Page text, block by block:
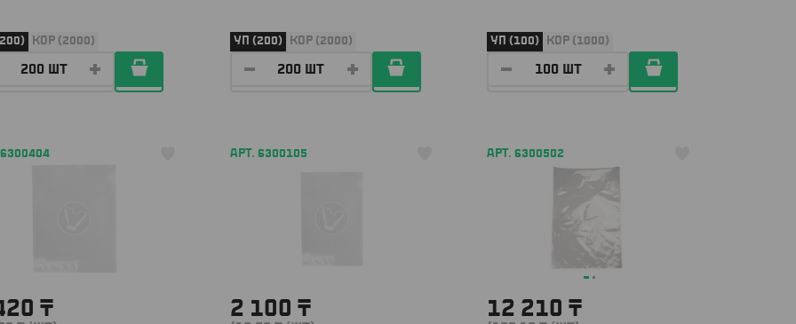
КОР (2000) УП (200) КОР (2000) УП (100) КОР (1000)
₸
АРТ. 6300105
2 100 ₸
АРТ. 6300502
12 210₸